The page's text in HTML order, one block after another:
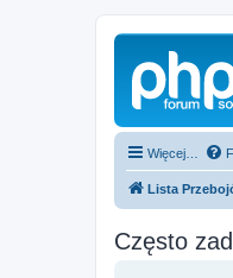
Więcej…
Lista
Często